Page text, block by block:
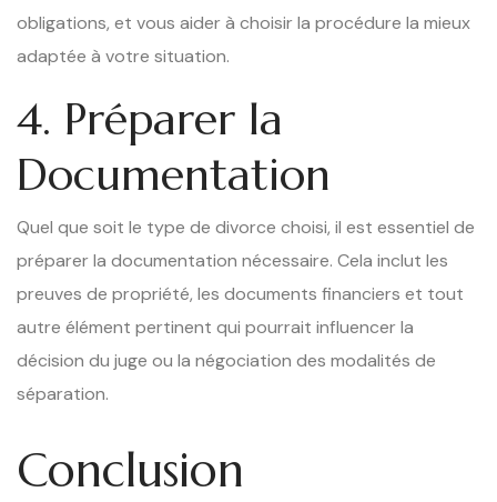
obligations, et vous aider à choisir la procédure la mieux
adaptée à votre situation.
4. Préparer la
Documentation
Quel que soit le type de divorce choisi, il est essentiel de
préparer la documentation nécessaire. Cela inclut les
preuves de propriété, les documents financiers et tout
autre élément pertinent qui pourrait influencer la
décision du juge ou la négociation des modalités de
séparation.
Conclusion